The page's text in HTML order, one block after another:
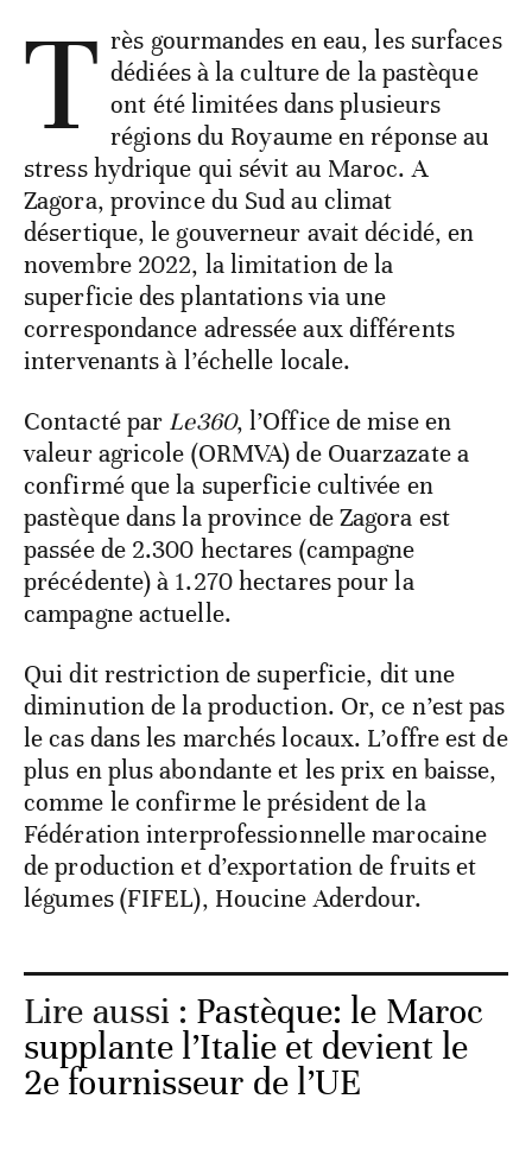
T rès gourmandes en eau, les surfaces
dédiées à la culture de la pastèque
ont été limitées dans plusieurs
régions du Royaume en réponse au
stress hydrique qui sévit au Maroc. A
Zagora, province du Sud au climat
désertique, le gouverneur avait décidé, en
novembre 2022, la limitation de la
superficie des plantations via une
correspondance adressée aux différents
intervenants à l’échelle locale.
Contacté par Le360, l’Office de mise en
valeur agricole (ORMVA) de Ouarzazate a
confirmé que la superficie cultivée en
pastèque dans la province de Zagora est
passée de 2.300 hectares (campagne
précédente) à 1.270 hectares pour la
campagne actuelle.
Qui dit restriction de superficie, dit une
diminution de la production. Or, ce n’est pas
le cas dans les marchés locaux. L’offre est de
plus en plus abondante et les prix en baisse,
comme le confirme le président de la
Fédération interprofessionnelle marocaine
de production et d’exportation de fruits et
légumes (FIFEL), Houcine Aderdour.
Lire aussi : Pastèque: le Maroc
supplante l’Italie et devient le
2e fournisseur de l’UE